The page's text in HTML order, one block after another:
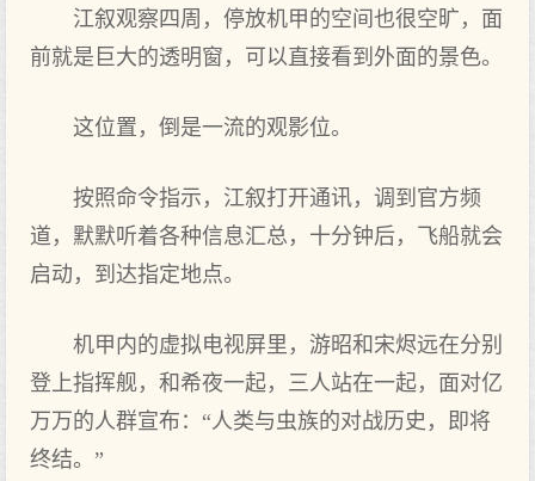
江叙观察四周，停放机甲的空间也很空旷，面
前就是巨大的透明窗，可以直接看到外面的景色。
这位置，倒是一流的观影位。
按照命令指示，江叙打开通讯，调到官方频
道，默默听着各种信息汇总，十分钟后，飞船就会
启动，到达指定地点。
机甲内的虚拟电视屏里，游昭和宋烬远在分别
登上指挥舰，和希夜一起，三人站在一起，面对亿
万万的人群宣布：“人类与虫族的对战历史，即将
终结。”